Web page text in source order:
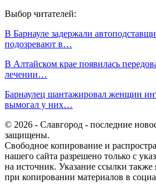
Выбор читателей:
В Барнауле задержали
подозревают в…
В Алтайском крае появилась
лечении…
Барнаулец шантажировал женщин
вымогал у них…
© 2026 - Славгород - последние
защищены.
Свободное копирование и
нашего сайта разрешено только с
на источник. Указание ссылки также
при копировании материалов в